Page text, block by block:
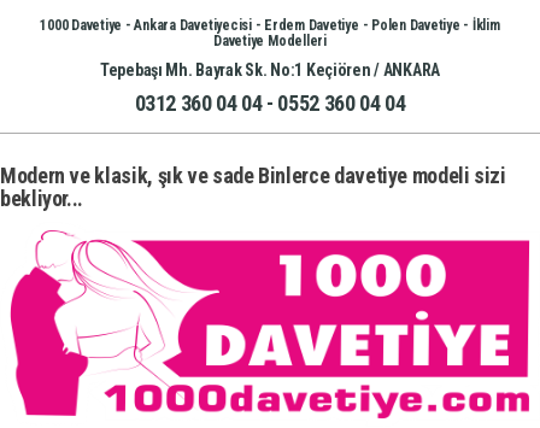
İçeriğe1000 Davetiye - Ankara Davetiyecisi - Erdem Davetiye - Polen Davetiye - İklim
Davetiye Modelleri
Tepebaşı Mh. Bayrak Sk. No:1 Keçiören / ANKARA
0312 360 04 04 - 0552 360 04 04
Modern ve klasik, şık ve sade Binlerce davetiye modeli sizi
bekliyor...